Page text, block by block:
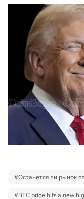
#Останется ли рынок
#BTC price hits a new